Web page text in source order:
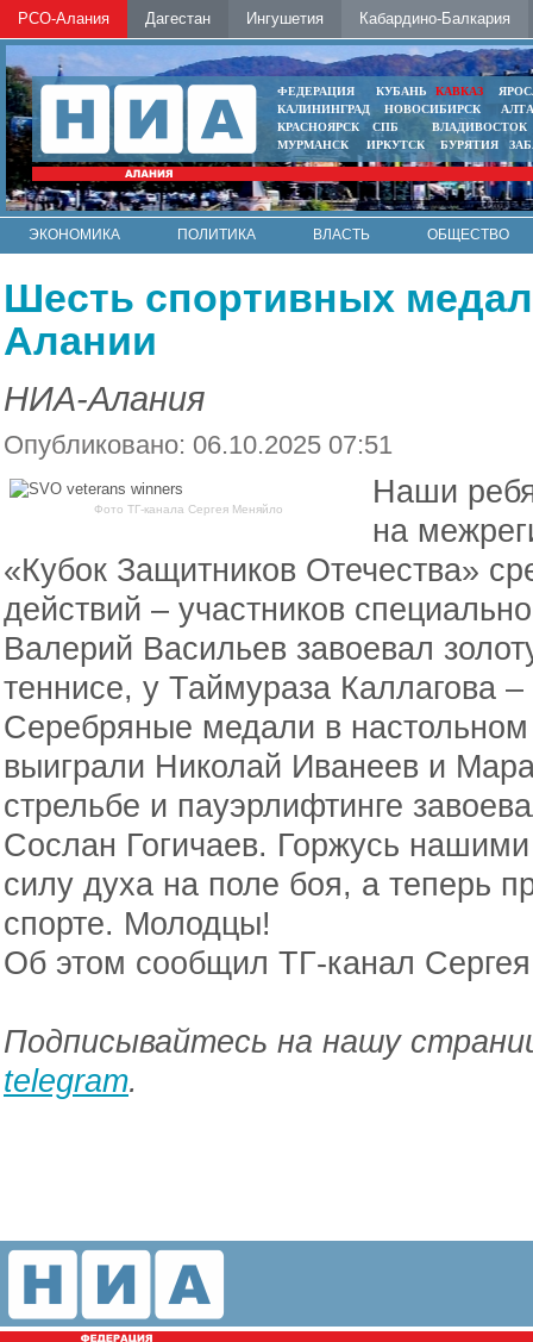
РСО-Алания Дагестан Ингушетия Кабардино-Балкария
ФЕДЕРАЦИЯ КУБАНЬ КАВКАЗ
КАЛИНИНГРАД
НОВОСИБИРСК
КРАСНОЯРСК
СПБ
ВЛАДИВОСТОК
МУРМАНСК
ИРКУТСК БУРЯТИЯ
ЭКОНОМИКА ПОЛИТИКА ВЛАСТЬ
ОБЩЕСТВО
Шесть спортивных
Алании
НИА-Алания
Опубликовано: 06.10.2025 07:51
Фото ТГ-канала Сергея Меняйло
Наши
на
«Кубок Защитников Отечества»
действий – участников
Валерий Васильев завоевал
теннисе, у Таймураза Каллагова
Серебряные медали в
выиграли Николай Иванеев и
стрельбе и пауэрлифтинге
Сослан Гогичаев. Горжусь
силу духа на поле боя, а теперь
спорте. Молодцы!
Об этом сообщил ТГ-канал
Подписывайтесь на нашу
telegram.